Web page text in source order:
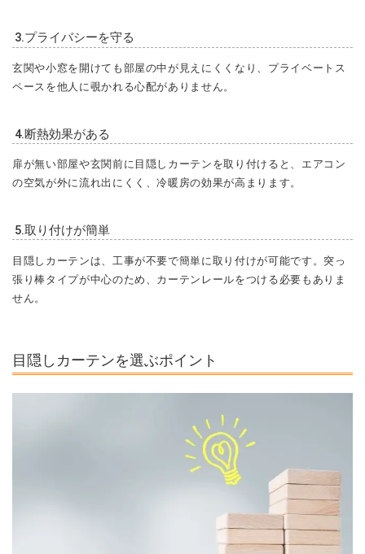
3.プライバシーを守る
玄関や小窓を開けても部屋の中が見えにくくなり、プライベートス
ペースを他人に覗かれる心配がありません。
4.断熱効果がある
扉が無い部屋や玄関前に目隠しカーテンを取り付けると、エアコン
の空気が外に流れ出にくく、冷暖房の効果が高まります。
5.取り付けが簡単
目隠しカーテンは、工事が不要で簡単に取り付けが可能です。突っ
張り棒タイプが中心のため、カーテンレールをつける必要もありま
せん。
目隠しカーテンを選ぶポイント